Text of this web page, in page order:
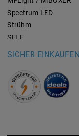
Spectrum LED
Strühm
SELF
SICHER EINKAUFEN